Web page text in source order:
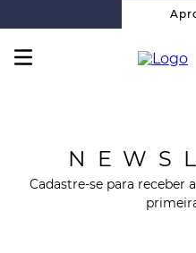
Cadastre-se para receber